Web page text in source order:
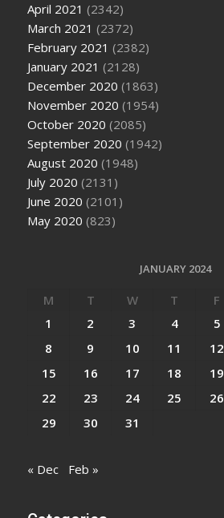
April 2021 (2342)
March 2021 (2372)
February 2021 (2382)
January 2021 (2128)
December 2020 (1863)
November 2020 (1954)
October 2020 (2085)
September 2020 (1942)
August 2020 (1948)
July 2020 (2131)
June 2020 (2101)
May 2020 (823)
JANUARY 2024
M T W T F
1
2 3 4 5
8
9 10 11 12
15
16 17 18 19
22
23 24 25 26
29
30 31
« Dec Feb »